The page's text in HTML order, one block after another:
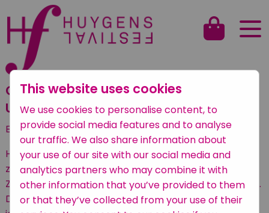
Constantijn Sinfonietta speelt Dvorak 9:
Uit de Nieuwe Wereld
English text below
Het Constantijn Sinfonietta speelt onder leiding van
zijn nieuwe dirigent Drummado Wijnhamer het
Zondagmiddagconcert van het Huygens Festival 2026.
Dit projectorkest wordt elk jaar samengesteld uit
This website uses cookies
We use cookies to personalise content, to
provide social media features and to analyse
our traffic. We also share information about
your use of our site with our social media and
analytics partners who may combine it with
other information that you’ve provided to them
or that they’ve collected from your use of their